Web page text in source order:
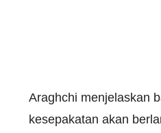
Araghchi menjelaskan
kesepakatan akan